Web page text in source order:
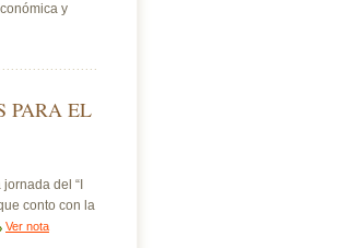
y
PARA EL
del “I
conto con la
Ver nota